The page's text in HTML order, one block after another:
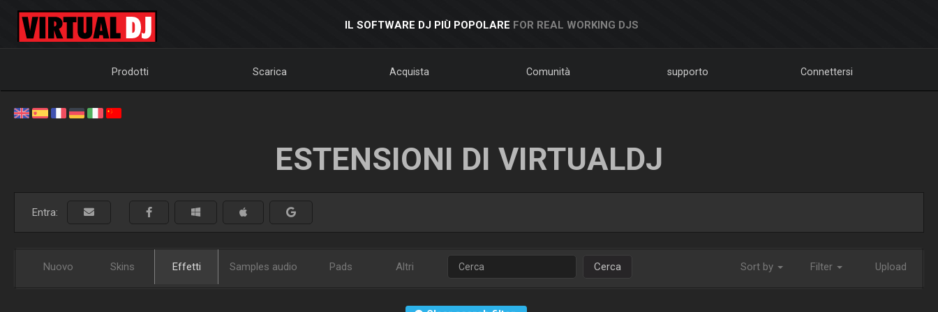
IL SOFTWARE DJ PIÙ POPOLARE FOR REAL WORKING DJS
Prodotti Scarica Acquista Comunità supporto Connettersi
ESTENSIONI DI VIRTUALDJ
Entra:
Nuovo Skins Effetti Samples audio Pads Altri Cerca Sort by Filter Upload